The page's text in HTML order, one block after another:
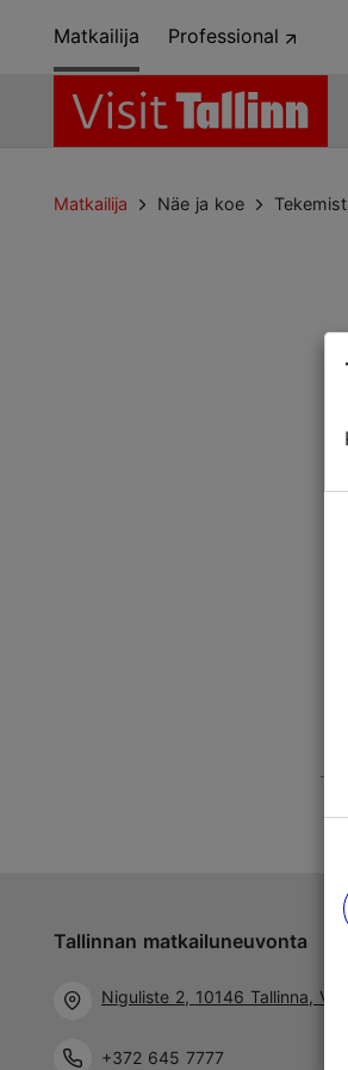
Matkailija Professional
Matkailija Näe ja koe
Tallinnan matkailuneuvonta
Niguliste 2, 10146 Tallinna, Viro
+372 645 7777